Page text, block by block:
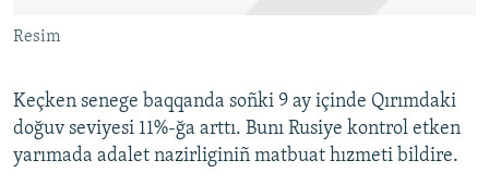
QOŞULIÑIZ!
Resim
Keçken senege baqqanda soñki 9 ay içinde Qırımdaki
doğuv seviyesi 11%-ğa arttı. Bunı Rusiye kontrol etken
yarımada adalet nazirliginiñ matbuat hızmeti bildire.